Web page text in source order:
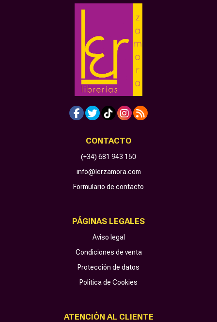
CONTACTO
(+34) 681 943 150
info@lerzamora.com
Formulario de contacto
PÁGINAS LEGALES
Aviso legal
Condiciones de venta
Protección de datos
Política de Cookies
ATENCIÓN AL CLIENTE